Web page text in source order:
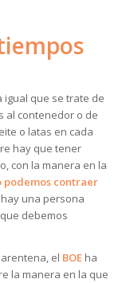
igual que se trate de
al contenedor o de
o latas en cada
hay que tener
con la manera en la
podemos contraer
una persona
debemos
el BOE ha
la manera en la que